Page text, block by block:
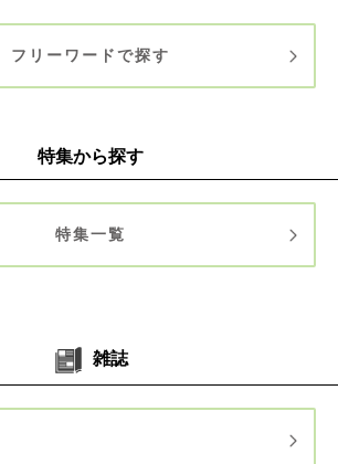
フリーワードで探す
特集から探す
特集一覧
雑誌